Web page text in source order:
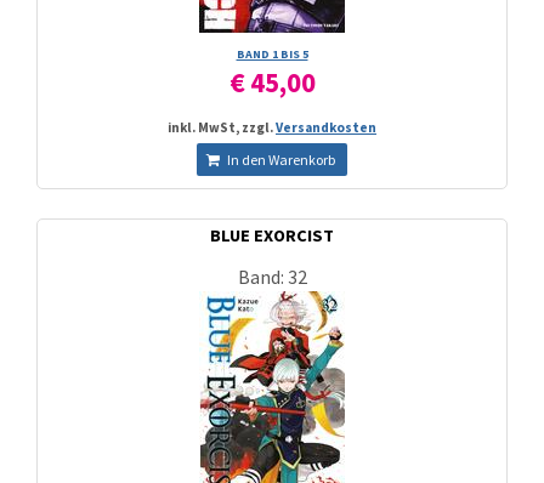
BAND 1 BIS 5
€ 45,00
inkl. MwSt, zzgl.Versandkosten
In den Warenkorb
BLUE EXORCIST
Band: 32